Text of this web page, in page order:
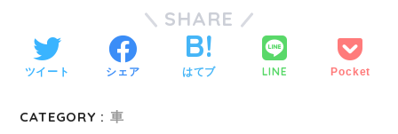
SHARE
ツイート シェア はてブ LINE Pocket
CATEGORY : 車